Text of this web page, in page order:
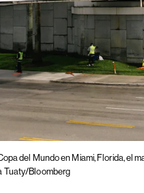
del Mundo en Miami, Florida, el
Tuaty/Bloomberg